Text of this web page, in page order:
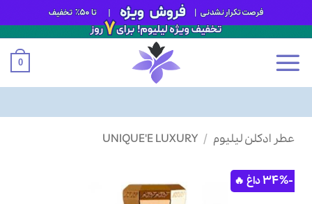
0
عطر ادکلن لیلیوم /
UNIQUE'E LUXURY
-34%